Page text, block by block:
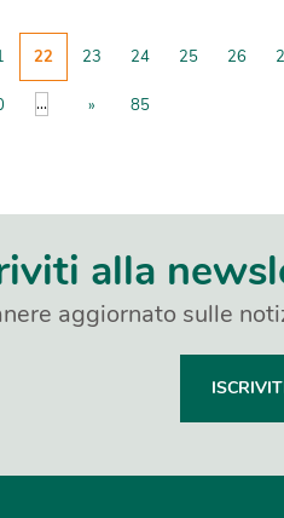
22 23 24 25 26
... » 85
alla
aggiornato sulle